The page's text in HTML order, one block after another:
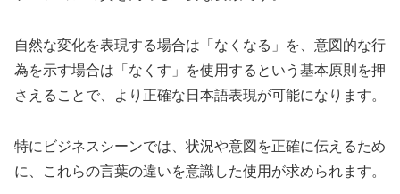
自然な変化を表現する場合は「なくなる」を、意図的な行
為を示す場合は「なくす」を使用するという基本原則を押
さえることで、より正確な日本語表現が可能になります。
特にビジネスシーンでは、状況や意図を正確に伝えるため
に、これらの言葉の違いを意識した使用が求められます。